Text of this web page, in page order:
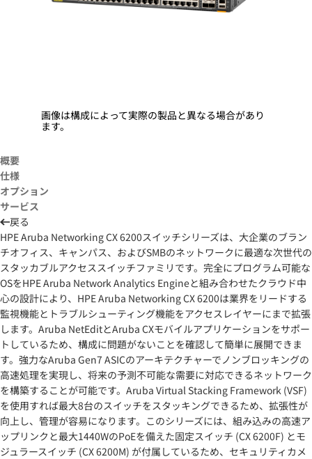
画像は構成によって実際の製品と異なる場合があり
ます。
概要
仕様
オプション
サービス
戻る
HPE Aruba Networking CX 6200スイッチシリーズは、大企業のブラン
チオフィス、キャンパス、およびSMBのネットワークに最適な次世代の
スタッカブルアクセススイッチファミリです。完全にプログラム可能な
OSをHPE Aruba Network Analytics Engineと組み合わせたクラウド中
心の設計により、HPE Aruba Networking CX 6200は業界をリードする
監視機能とトラブルシューティング機能をアクセスレイヤーにまで拡張
します。Aruba NetEditとAruba CXモバイルアプリケーションをサポー
トしているため、構成に問題がないことを確認して簡単に展開できま
す。強力なAruba Gen7 ASICのアーキテクチャーでノンブロッキングの
高速処理を実現し、将来の予測不可能な需要に対応できるネットワーク
を構築することが可能です。Aruba Virtual Stacking Framework (VSF)
を使用すれば最大8台のスイッチをスタッキングできるため、拡張性が
向上し、管理が容易になります。このシリーズには、組み込みの高速ア
ップリンクと最大1440WのPoEを備えた固定スイッチ (CX 6200F) とモ
ジュラースイッチ (CX 6200M) が付属しているため、セキュリティカメ